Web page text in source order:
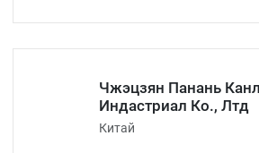
Чжэцзян Панань
Индастриал Ко., Лтд
Китай